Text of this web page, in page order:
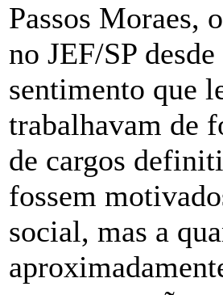
Passos Moraes,
no JEF/SP
sentimento que
trabalhavam de
de cargos
fossem
social, mas a